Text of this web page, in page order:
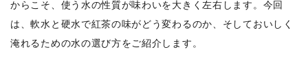
お問い合わせ
からこそ、使う水の性質が味わいを大きく左右します。今回
は、軟水と硬水で紅茶の味がどう変わるのか、そしておいしく
淹れるための水の選び方をご紹介します。